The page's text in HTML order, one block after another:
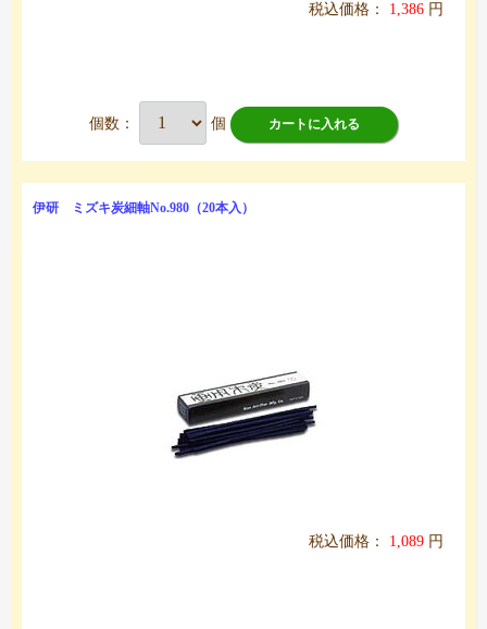
税込価格： 1,386 円
個数： 個 カートに入れる
伊研 ミズキ炭細軸No.980（20本入）
税込価格： 1,089 円